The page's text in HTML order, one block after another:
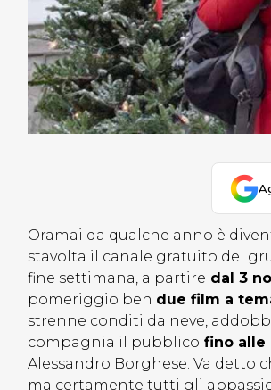
Oramai da qualche anno è
stavolta il canale gratuito del
fine settimana, a partire dal 3
pomeriggio ben due film a
strenne conditi da neve,
compagnia il pubblico fino alle
Alessandro Borghese. Va detto
ma certamente tutti gli